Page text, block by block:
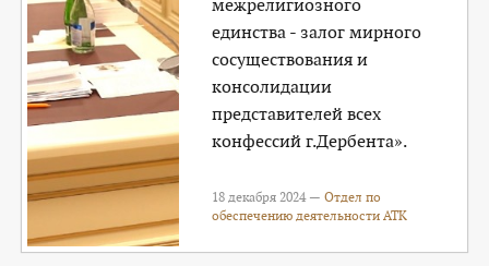
межрелигиозного
единства - залог мирного
сосуществования и
консолидации
представителей всех
конфессий г.Дербента».
18 декабря 2024 —Отдел по
обеспечению деятельности АТК